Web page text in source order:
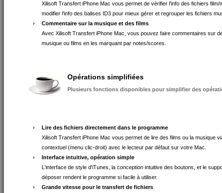
Xilisoft Transfert iPhone Mac vous permet de vérifier l'info des fichiers film/
modifier l'info des balises ID3 pour mieux gérer et regrouper les fichiers
Commentaire sur la musique et des films
Avec Xilisoft Transfert iPhone Mac, vous pouvez faire commentaires sur
musique ou films en les marquant par notes/scores.
Opérations simplifiées
Plusieurs fonctions disponibles pour simplifier des
Lire des fichiers directement dans le programme
Xilisoft Transfert iPhone Mac vous permet de lire des films ou la musique
contextuel (menu clic-droit) avec le lecteur par défaut sur votre Mac.
Interface intuitive, opération simple
L'interface de style d'iTunes, la conception intuitive des boutons, et le
déposer rendent le programme si facile à utiliser.
Grande vitesse pour le transfert de fichiers